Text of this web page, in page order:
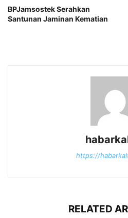
BPJamsostek Serahkan
Santunan Jaminan Kematian
https://
RELATED